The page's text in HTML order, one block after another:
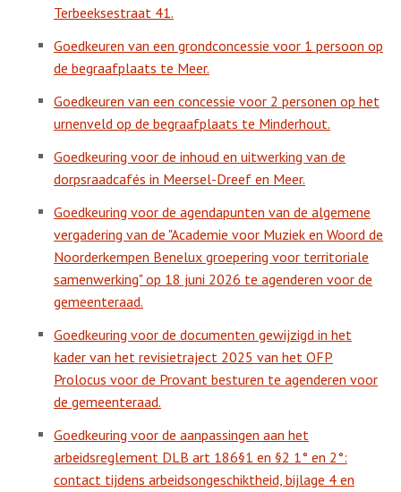
Terbeeksestraat 41.
Goedkeuren van een grondconcessie voor 1 persoon op
de begraafplaats te Meer.
Goedkeuren van een concessie voor 2 personen op het
urnenveld op de begraafplaats te Minderhout.
Goedkeuring voor de inhoud en uitwerking van de
dorpsraadcafés in Meersel-Dreef en Meer.
Goedkeuring voor de agendapunten van de algemene
vergadering van de "Academie voor Muziek en Woord de
Noorderkempen Benelux groepering voor territoriale
samenwerking" op 18 juni 2026 te agenderen voor de
gemeenteraad.
Goedkeuring voor de documenten gewijzigd in het
kader van het revisietraject 2025 van het OFP
Prolocus voor de Provant besturen te agenderen voor
de gemeenteraad.
Goedkeuring voor de aanpassingen aan het
arbeidsreglement DLB art 186§1 en §2 1° en 2°:
contact tijdens arbeidsongeschiktheid, bijlage 4 en